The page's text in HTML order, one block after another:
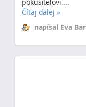
pokušiteľovi....
Čítaj ďalej »
napísal Eva